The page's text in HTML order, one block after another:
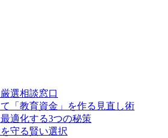
選相談窓口
「教育資金」を作る見直し術
適化する3つの秘策
守る賢い選択